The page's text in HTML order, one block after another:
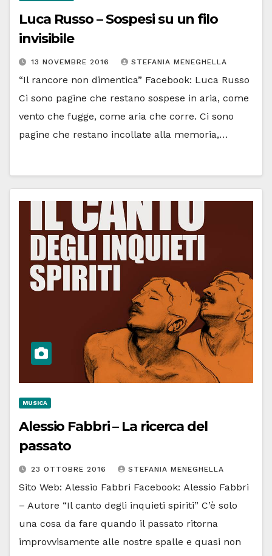
Luca Russo – Sospesi su un filo
invisibile
13 NOVEMBRE 2016 STEFANIA MENEGHELLA
“Il rancore non dimentica” Facebook: Luca Russo
Ci sono pagine che restano sospese in aria, come
vento che fugge, come aria che corre. Ci sono
pagine che restano incollate alla memoria,…
MUSICA
Alessio Fabbri – La ricerca del
passato
23 OTTOBRE 2016 STEFANIA MENEGHELLA
Sito Web: Alessio Fabbri Facebook: Alessio Fabbri
– Autore “Il canto degli inquieti spiriti” C’è solo
una cosa da fare quando il passato ritorna
improvvisamente alle nostre spalle e quasi non